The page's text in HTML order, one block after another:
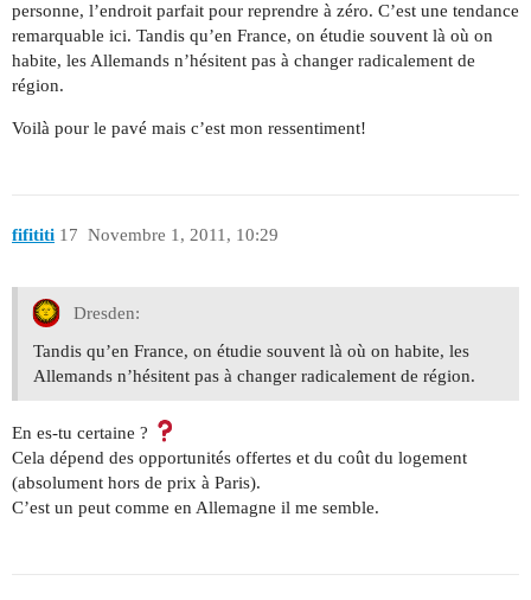
personne, l’endroit parfait pour reprendre à zéro. C’est une tendance
remarquable ici. Tandis qu’en France, on étudie souvent là où on
habite, les Allemands n’hésitent pas à changer radicalement de
région.
Voilà pour le pavé mais c’est mon ressentiment!
fifititi Novembre 1, 2011, 10:29
17
Dresden:
Tandis qu’en France, on étudie souvent là où on habite, les
Allemands n’hésitent pas à changer radicalement de région.
En es-tu certaine ?
Cela dépend des opportunités offertes et du coût du logement
(absolument hors de prix à Paris).
C’est un peut comme en Allemagne il me semble.